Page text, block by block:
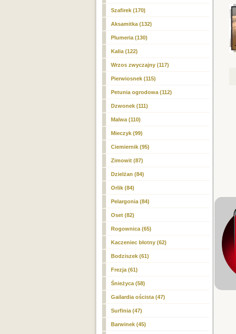
Szafirek (170)
Aksamitka (132)
Plumeria (130)
Kalia (122)
Wrzos zwyczajny (117)
Pierwiosnek (115)
Petunia ogrodowa (112)
Dzwonek (111)
Malwa (110)
Mieczyk (99)
Ciemiernik (95)
Zimowit (87)
Dzielżan (84)
Orlik (84)
Pelargonia (84)
Oset (82)
Rogownica (65)
Kaczeniec błotny (62)
Bodziszek (61)
Frezja (61)
Śnieżyca (58)
Gailardia oścista (47)
Surfinia (47)
Barwinek (45)